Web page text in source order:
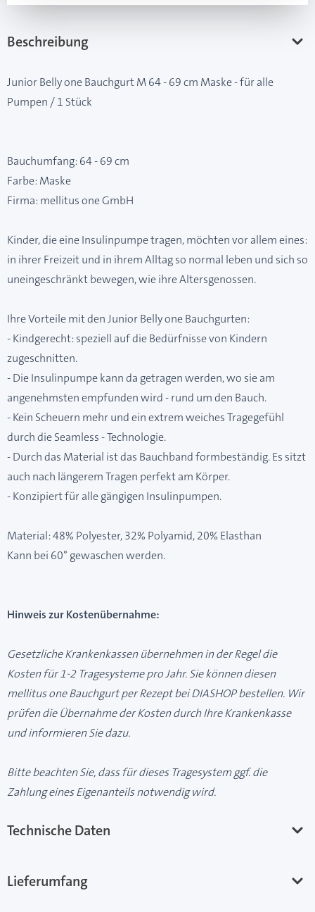
Beschreibung
Junior Belly one Bauchgurt M 64 - 69 cm Maske - für alle
Pumpen / 1 Stück
Bauchumfang: 64 - 69 cm
Farbe: Maske
Firma: mellitus one GmbH
Kinder, die eine Insulinpumpe tragen, möchten vor allem eines:
in ihrer Freizeit und in ihrem Alltag so normal leben und sich so
uneingeschränkt bewegen, wie ihre Altersgenossen.
Ihre Vorteile mit den Junior Belly one Bauchgurten:
- Kindgerecht: speziell auf die Bedürfnisse von Kindern
zugeschnitten.
- Die Insulinpumpe kann da getragen werden, wo sie am
angenehmsten empfunden wird - rund um den Bauch.
- Kein Scheuern mehr und ein extrem weiches Tragegefühl
durch die Seamless - Technologie.
- Durch das Material ist das Bauchband formbeständig. Es sitzt
auch nach längerem Tragen perfekt am Körper.
- Konzipiert für alle gängigen Insulinpumpen.
Material: 48% Polyester, 32% Polyamid, 20% Elasthan
Kann bei 60° gewaschen werden.
Hinweis zur Kostenübernahme:
Gesetzliche Krankenkassen übernehmen in der Regel die
Kosten für 1-2 Tragesysteme pro Jahr. Sie können diesen
mellitus one Bauchgurt per Rezept bei DIASHOP bestellen. Wir
prüfen die Übernahme der Kosten durch Ihre Krankenkasse
und informieren Sie dazu.
Bitte beachten Sie, dass für dieses Tragesystem ggf. die
Zahlung eines Eigenanteils notwendig wird.
Technische Daten
Lieferumfang